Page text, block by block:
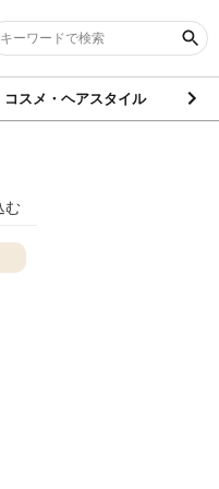
コスメ・ヘアスタイル
む